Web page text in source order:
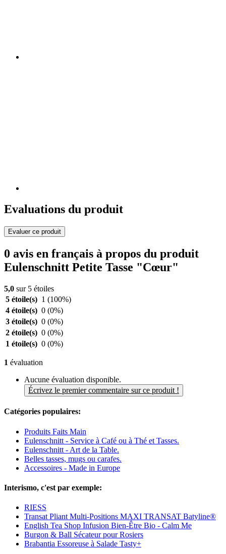
Evaluations du produit
Evaluer ce produit
0 avis en français à propos du produit
Eulenschnitt Petite Tasse "Cœur"
5,0 sur 5 étoiles
5 étoile(s) 1 (100%)
4 étoile(s) 0 (0%)
3 étoile(s) 0 (0%)
2 étoile(s) 0 (0%)
1 étoile(s) 0 (0%)
1 évaluation
Aucune évaluation disponible.
Écrivez le premier commentaire sur ce produit !
Catégories populaires:
Produits Faits Main
Eulenschnitt - Service à Café ou à Thé et Tasses.
Eulenschnitt - Art de la Table.
Belles tasses, mugs ou carafes.
Accessoires - Made in Europe
Interismo, c'est par exemple:
RIESS
Transat Pliant Multi-Positions MAXI TRANSAT Batyline®
English Tea Shop Infusion Bien-Être Bio - Calm Me
Burgon & Ball Sécateur pour Rosiers
Brabantia Essoreuse à Salade Tasty+